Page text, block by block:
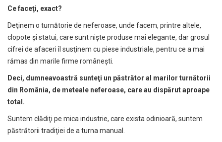
Ce faceţi, exact?
Deţinem o turnătorie de neferoase, unde facem, printre altele,
clopote şi statui, care sunt nişte produse mai elegante, dar grosul
cifrei de afaceri îl susţinem cu piese industriale, pentru ce a mai
rămas din marile firme româneşti.
Deci, dumneavoastră sunteţi un păstrător al marilor turnătorii
din România, de meteale neferoase, care au dispărut aproape
total.
Suntem clădiţi pe mica industrie, care exista odinioară, suntem
păstrătorii tradiţiei de a turna manual.